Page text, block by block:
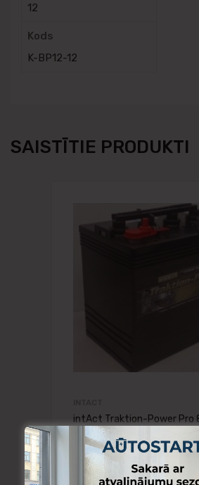
12
Kods
K-BP12-12
SAISTĪTIE PRODUKTI
intAct Traktion-Power Pro
Ah c5; 190 Ah c20,
401.95